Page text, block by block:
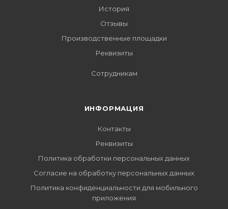
История
Отзывы
Производственные площадки
Реквизиты
Сотрудникам
ИНФОРМАЦИЯ
Контакты
Реквизиты
Политика обработки персональных данных
Согласие на обработку персональных данных
Политика конфиденциальности для мобильного
приложения